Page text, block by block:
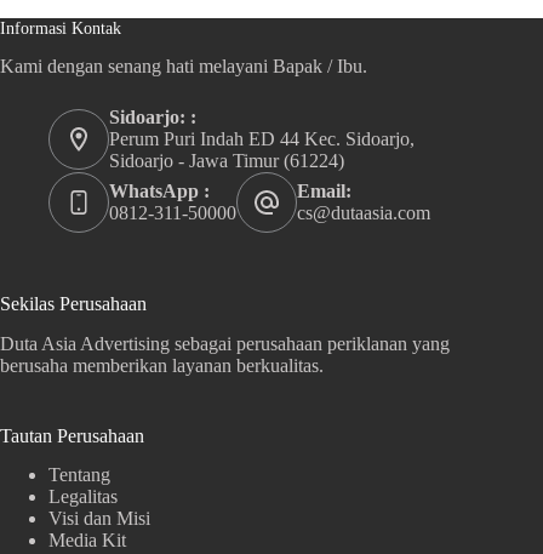
Informasi Kontak
Kami dengan senang hati melayani Bapak / Ibu.
Sidoarjo: :
Perum Puri Indah ED 44 Kec. Sidoarjo,
Sidoarjo - Jawa Timur (61224)
WhatsApp :
0812-311-50000
Email:
cs@dutaasia.com
Sekilas Perusahaan
Duta Asia Advertising sebagai perusahaan periklanan yang
berusaha memberikan layanan berkualitas.
Tautan Perusahaan
Tentang
Legalitas
Visi dan Misi
Media Kit